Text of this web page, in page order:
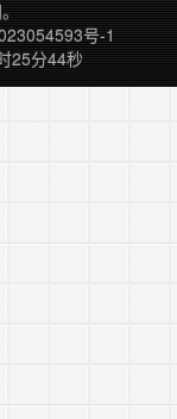
号-1
25分44秒